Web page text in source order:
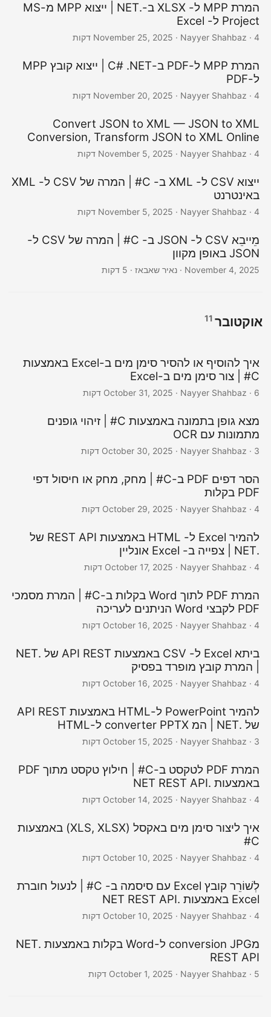
המרת MPP ל- XLSX ב-.NET | ייצוא MPP מ-MS
Project ל- Excel
November 25, 2025 · Nayyer Shahbaz · 4 דקות
המרת MPP ל-PDF ב-C# .NET | ייצוא קובץ MPP
ל-PDF
November 20, 2025 · Nayyer Shahbaz · 4 דקות
Convert JSON to XML — JSON to XML
Conversion, Transform JSON to XML Online
November 5, 2025 · Nayyer Shahbaz · 4 דקות
ייצוא CSV ל- XML ב- C# | המרה של CSV ל- XML
באינטרנט
November 5, 2025 · Nayyer Shahbaz · 4 דקות
מֵייבֵא CSV ל- JSON ב- C# | המרה של CSV ל-
JSON באופן מקוון
November 4, 2025· נאיר שאבאז · 5 דקות
אוקטובר11
איך להוסיף או להסיר סימן מים ב-Excel באמצעות
C# | צור סימן מים ב-Excel
October 31, 2025 · Nayyer Shahbaz · 6 דקות
מצא גופן בתמונה באמצעות C# | זיהוי גופנים
מתמונות עם OCR
October 30, 2025 · Nayyer Shahbaz · 3 דקות
הסר דפים PDF ב-C# | מחק, מחק או חיסול דפי
PDF בקלות
October 29, 2025 · Nayyer Shahbaz · 4 דקות
להמיר Excel ל- HTML באמצעות REST API של
October 17, 2025 · Nayyer Shahbaz · 4 דקות
המרת PDF לתוך Word בקלות ב-C# | המרת מסמכי
PDF לקבצי Word הניתנים לעריכה
October 16, 2025 · Nayyer Shahbaz · 4 דקות
ביתא Excel ל- CSV באמצעות API REST של .NET
| המרת קובץ מופרד בפסיק
October 16, 2025 · Nayyer Shahbaz · 4 דקות
להמיר PowerPoint ל-HTML באמצעות API REST
של .NET | המ converter PPTX ל-HTML
October 15, 2025 · Nayyer Shahbaz · 3 דקות
המרת PDF לטקסט ב-C# | חילוץ טקסט מתוך PDF
באמצעות .NET REST API
October 14, 2025 · Nayyer Shahbaz · 4 דקות
איך ליצור סימן מים באקסל (XLS, XLSX) באמצעות
C#
October 10, 2025 · Nayyer Shahbaz · 4 דקות
לְשׁוֹרֵר קובץ Excel עם סיסמה ב- C# | לנעול חוברת
Excel באמצעות .NET REST API
October 10, 2025 · Nayyer Shahbaz · 4 דקות
מconversion JPG ל-Word בקלות באמצעות .NET
REST API
October 1, 2025 · Nayyer Shahbaz · 5 דקות